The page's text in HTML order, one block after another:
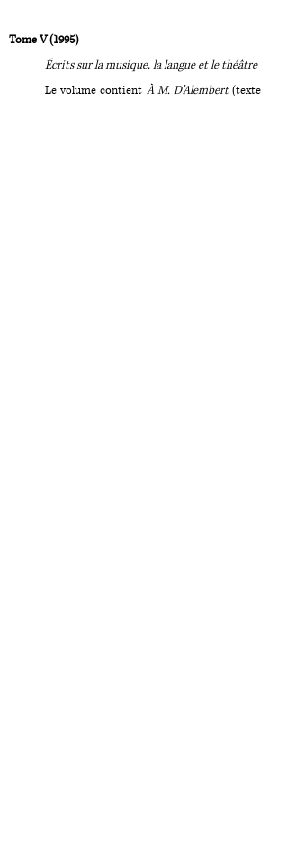
Tome V (1995)
Écrits sur la musique, la langue et le théâtre
Le volume contient À M. D’Alembert(texte